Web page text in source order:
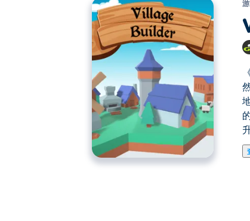
《村庄建造者》是一款策略游戏，
你将鼠标悬停在单位上时，你会看
积等级。升级后，你将获得更多单